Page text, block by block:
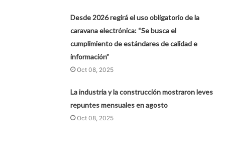
Desde 2026 regirá el uso obligatorio de la
caravana electrónica: “Se busca el
cumplimiento de estándares de calidad e
información”
Oct 08, 2025
La industria y la construcción mostraron leves
repuntes mensuales en agosto
Oct 08, 2025